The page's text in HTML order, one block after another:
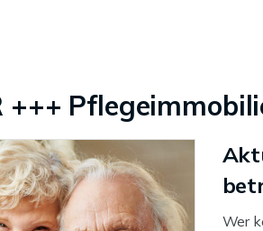
+++
Wer